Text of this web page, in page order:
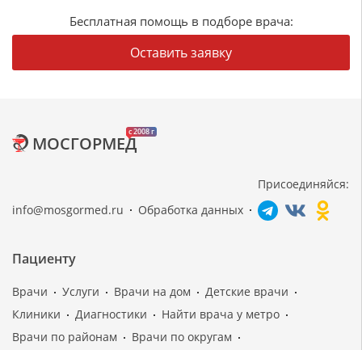
Бесплатная помощь в подборе врача:
Оставить заявку
c 2008 г
МОСГОРМЕД
info@mosgormed.ru Обработка данных
Присоединяйся:
Пациенту
Врачи Услуги Врачи на дом
Детские врачи
Клиники
Диагностики
Найти врача у метро
Врачи по районам
Врачи по округам